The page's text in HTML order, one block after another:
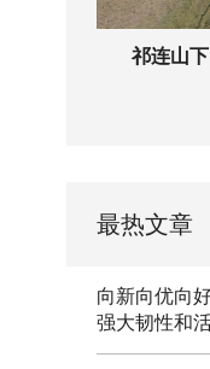
祁连山
最热文章
向新向优向
强大韧性和